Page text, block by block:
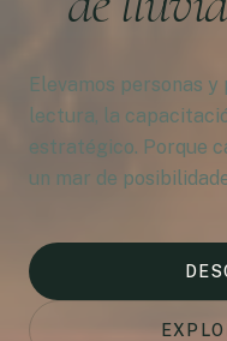
Elevamos personas
lectura, la
estratégico. Porque
un mar de